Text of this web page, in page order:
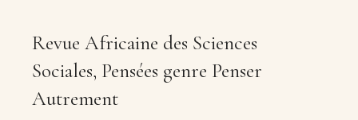
Revue Africaine des Sciences
Sociales, Pensées genre Penser
Autrement